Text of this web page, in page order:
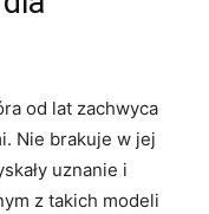
od lat zachwyca
Nie brakuje w jej
uznanie i
z takich ⁣modeli